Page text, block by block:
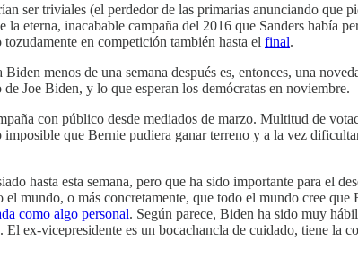
ser triviales (el perdedor de las primarias anunciando que
eterna, inacabable campaña del 2016 que Sanders había
en competición también hasta el final.
menos de una semana después es, entonces, una
Joe Biden, y lo que esperan los demócratas en noviembre.
con público desde mediados de marzo. Multitud de
que Bernie pudiera ganar terreno y a la vez
hasta esta semana, pero que ha sido importante para el
mundo, o más concretamente, que todo el mundo cree
como algo personal. Según parece, Biden ha sido muy
El ex-vicepresidente es un bocachancla de cuidado, tiene la